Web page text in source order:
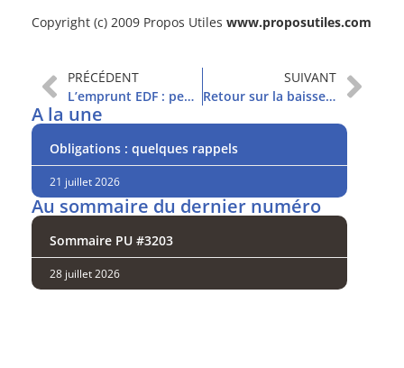
Copyright (c) 2009 Propos Utiles www.proposutiles.com
PRÉCÉDENT
L’emprunt EDF : peu attractif
SUIVANT
Retour sur la baisse du dollar
A la une
Obligations : quelques rappels
21 juillet 2026
Au sommaire du dernier numéro
Sommaire PU #3203
28 juillet 2026